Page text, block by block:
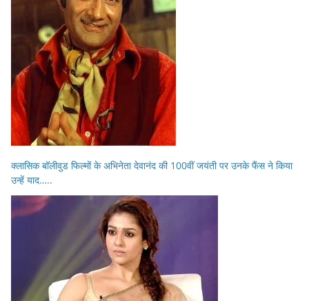
क्लासिक बॉलीवुड फिल्मों के अभिनेता देवानंद की 100वीं जयंती पर उनके फैंस ने किया
उन्हें याद…..